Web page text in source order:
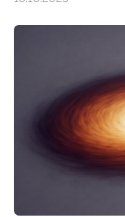
Größenordnung von
Quantenmotoren
die Herleitung. (DOI:
Energie in
ausgedrückt, Wärme